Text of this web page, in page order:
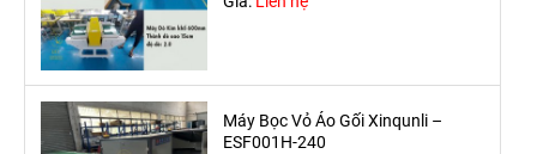
Máy Bọc Vỏ Áo Gối Xinqunli –
ESF001H-240